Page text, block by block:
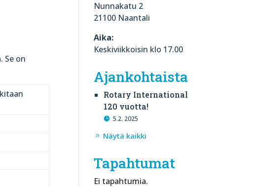
Se on
Nunnakatu 2
21100 Naantali
Aika:
Keskiviikkoisin klo 17.00
Ajankohtaista
Rotary International
120 vuotta!
5.2. 2025
Näytä kaikki
Tapahtumat
Ei tapahtumia.